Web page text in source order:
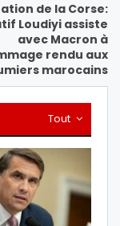
de la Corse:
Loudiyi assiste
avec Macron à
rendu aux
marocains
Tout